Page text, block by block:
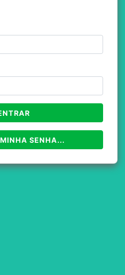
SENHA...